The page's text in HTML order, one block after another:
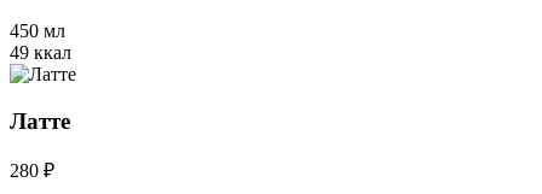
450 мл
49 ккал
Латте
280 ₽